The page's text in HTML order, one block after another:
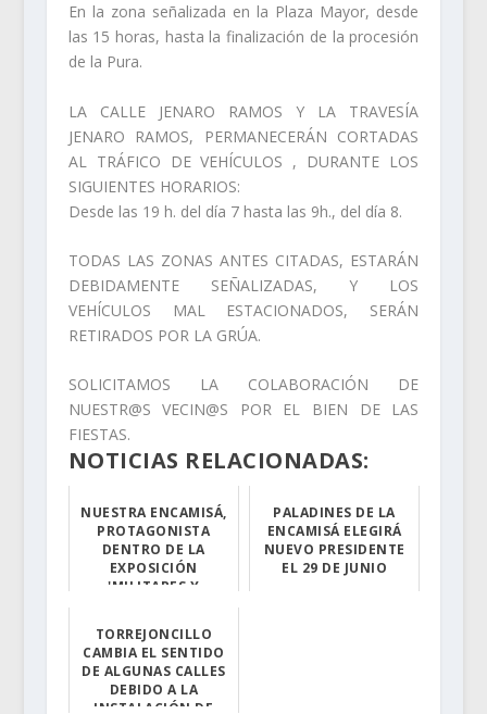
En la zona señalizada en la Plaza Mayor, desde
las 15 horas, hasta la finalización de la procesión
de la Pura.
LA CALLE JENARO RAMOS Y LA TRAVESÍA
JENARO RAMOS, PERMANECERÁN CORTADAS
AL TRÁFICO DE VEHÍCULOS , DURANTE LOS
SIGUIENTES HORARIOS:
Desde las 19 h. del día 7 hasta las 9h., del día 8.
TODAS LAS ZONAS ANTES CITADAS, ESTARÁN
DEBIDAMENTE SEÑALIZADAS, Y LOS
VEHÍCULOS MAL ESTACIONADOS, SERÁN
RETIRADOS POR LA GRÚA.
SOLICITAMOS LA COLABORACIÓN DE
NUESTR@S VECIN@S POR EL BIEN DE LAS
FIESTAS.
NOTICIAS RELACIONADAS:
NUESTRA ENCAMISÁ,
PROTAGONISTA
DENTRO DE LA
EXPOSICIÓN
'MILITARES Y
Una fotografía ...
PALADINES DE LA
ENCAMISÁ ELEGIRÁ
NUEVO PRESIDENTE
EL 29 DE JUNIO
TORREJONCILLO
CAMBIA EL SENTIDO
DE ALGUNAS CALLES
DEBIDO A LA
INSTALACIÓN DE